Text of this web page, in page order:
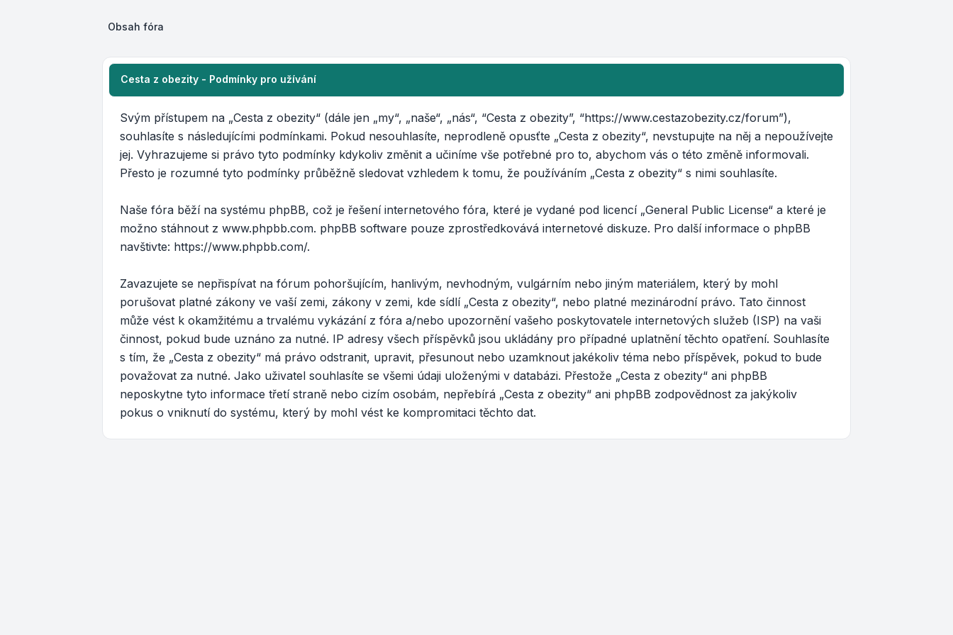
Obsah fóra
Cesta z obezity - Podmínky pro užívání
Svým přístupem na „Cesta z obezity“ (dále jen „my“, „naše“, „nás“, “Cesta z obezity”, “https://www.cestazobezity.cz/forum”),
souhlasíte s následujícími podmínkami. Pokud nesouhlasíte, neprodleně opusťte „Cesta z obezity“, nevstupujte na něj a nepoužívejte
jej. Vyhrazujeme si právo tyto podmínky kdykoliv změnit a učiníme vše potřebné pro to, abychom vás o této změně informovali.
Přesto je rozumné tyto podmínky průběžně sledovat vzhledem k tomu, že používáním „Cesta z obezity“ s nimi souhlasíte.
Naše fóra běží na systému phpBB, což je řešení internetového fóra, které je vydané pod licencí „General Public License“ a které je
možno stáhnout z www.phpbb.com. phpBB software pouze zprostředkovává internetové diskuze. Pro další informace o phpBB
navštivte: https://www.phpbb.com/.
Zavazujete se nepřispívat na fórum pohoršujícím, hanlivým, nevhodným, vulgárním nebo jiným materiálem, který by mohl
porušovat platné zákony ve vaší zemi, zákony v zemi, kde sídlí „Cesta z obezity“, nebo platné mezinárodní právo. Tato činnost
může vést k okamžitému a trvalému vykázání z fóra a/nebo upozornění vašeho poskytovatele internetových služeb (ISP) na vaši
činnost, pokud bude uznáno za nutné. IP adresy všech příspěvků jsou ukládány pro případné uplatnění těchto opatření. Souhlasíte
s tím, že „Cesta z obezity“ má právo odstranit, upravit, přesunout nebo uzamknout jakékoliv téma nebo příspěvek, pokud to bude
považovat za nutné. Jako uživatel souhlasíte se všemi údaji uloženými v databázi. Přestože „Cesta z obezity“ ani phpBB
neposkytne tyto informace třetí straně nebo cizím osobám, nepřebírá „Cesta z obezity“ ani phpBB zodpovědnost za jakýkoliv
pokus o vniknutí do systému, který by mohl vést ke kompromitaci těchto dat.